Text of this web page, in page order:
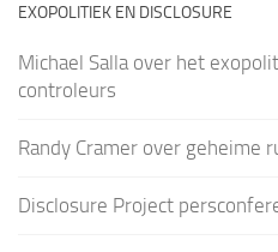
EXOPOLITIEK EN DISCLOSURE
Michael Salla over het
controleurs
Randy Cramer over geheime
Disclosure Project